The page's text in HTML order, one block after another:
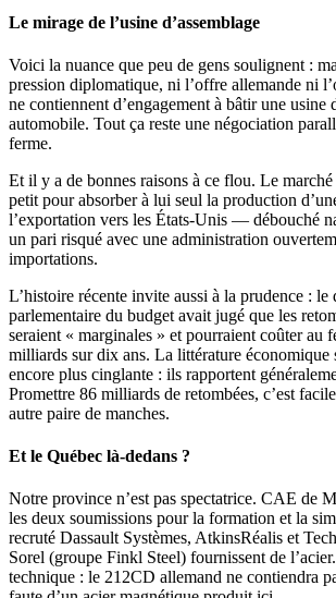
Le mirage de l’usine d’assemblage
Voici la nuance que peu de gens soulignent :
pression diplomatique, ni l’offre allemande ni
ne contiennent d’engagement à bâtir une usine
automobile. Tout ça reste une négociation
ferme.
Et il y a de bonnes raisons à ce flou. Le
petit pour absorber à lui seul la production
l’exportation vers les États-Unis — débouché
un pari risqué avec une administration
importations.
L’histoire récente invite aussi à la prudence : le
parlementaire du budget avait jugé que les
seraient « marginales » et pourraient coûter au
milliards sur dix ans. La littérature économique
encore plus cinglante : ils rapportent
Promettre 86 milliards de retombées, c’est
autre paire de manches.
Et le Québec là-dedans ?
Notre province n’est pas spectatrice. CAE de
les deux soumissions pour la formation et la
recruté Dassault Systèmes, AtkinsRéalis et
Sorel (groupe Finkl Steel) fournissent de
technique : le 212CD allemand ne contiendra